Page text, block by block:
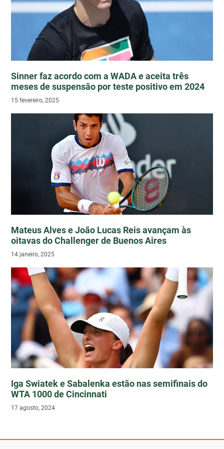
Sinner faz acordo com a WADA e aceita três
meses de suspensão por teste positivo em 2024
15 fevereiro, 2025
Mateus Alves e João Lucas Reis avançam às
oitavas do Challenger de Buenos Aires
14 janeiro, 2025
Iga Swiatek e Sabalenka estão nas semifinais do
WTA 1000 de Cincinnati
17 agosto, 2024